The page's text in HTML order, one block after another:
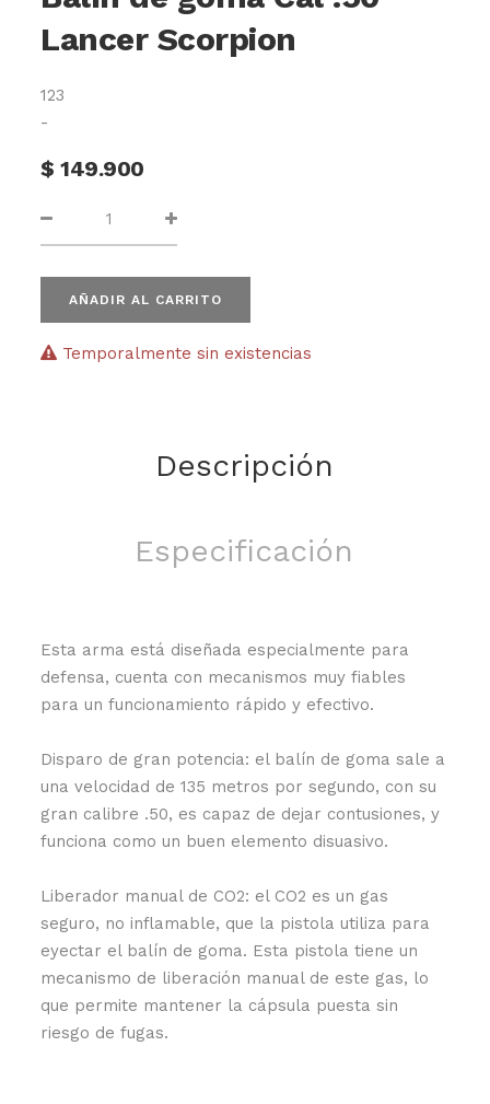
Lancer Scorpion
123
-
$149.900
AÑADIR AL CARRITO
Temporalmente sin existencias
Descripción
Especificación
Esta arma está diseñada especialmente para
defensa, cuenta con mecanismos muy fiables
para un funcionamiento rápido y efectivo.
Disparo de gran potencia: el balín de goma sale a
una velocidad de 135 metros por segundo, con su
gran calibre .50, es capaz de dejar contusiones, y
funciona como un buen elemento disuasivo.
Liberador manual de CO2: el CO2 es un gas
seguro, no inflamable, que la pistola utiliza para
eyectar el balín de goma. Esta pistola tiene un
mecanismo de liberación manual de este gas, lo
que permite mantener la cápsula puesta sin
riesgo de fugas.